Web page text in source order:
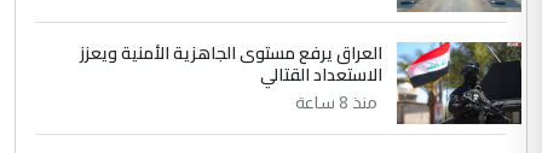
العراق يرفع مستوى الجاهزية الأمنية ويعزز
الاستعداد القتالي
منذ 8 ساعة